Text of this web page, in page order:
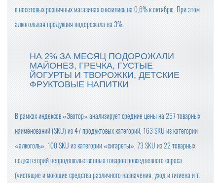
в несетевых розничных магазинах снизились на 0,6% к октябрю. При этом
алкогольная продукция подорожала на 3%.
НА 2% ЗА МЕСЯЦ ПОДОРОЖАЛИ
МАЙОНЕЗ, ГРЕЧКА, ГУСТЫЕ
ЙОГУРТЫ И ТВОРОЖКИ, ДЕТСКИЕ
ФРУКТОВЫЕ НАПИТКИ
В рамках индексов «Эвотор» анализирует средние цены на 257 товарных
наименований (SKU) из 47 продуктовых категорий, 163 SKU из категории
«алкоголь», 100 SKU из категории «сигареты», 73 SKU из 22 товарных
подкатегорий непродовольственных товаров повседневного спроса
(чистящие и моющие средства различного назначения, уход и гигиена и т.